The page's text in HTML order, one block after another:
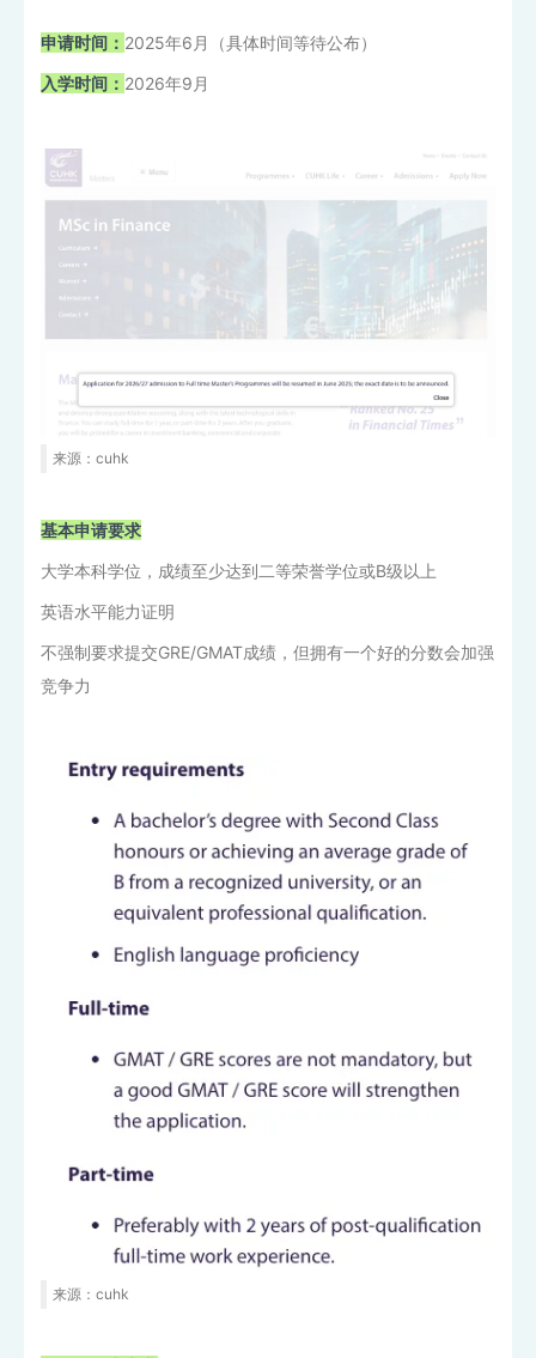
申请时间： 2025年6月（具体时间等待公布）
入学时间： 2026年9月
来源：cuhk
基本申请要求
大学本科学位，成绩至少达到二等荣誉学位或B级以上
英语水平能力证明
不强制要求提交GRE/GMAT成绩，但拥有一个好的分数会加强
竞争力
来源：cuhk